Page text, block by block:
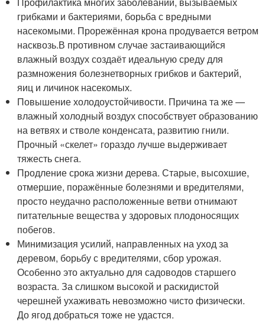
грибками и бактериями, борьба с вредными
насекомыми. Прорежённая крона продувается ветром
насквозь.В противном случае застаивающийся
влажный воздух создаёт идеальную среду для
размножения болезнетворных грибков и бактерий,
яиц и личинок насекомых.
Повышение холодоустойчивости. Причина та же —
влажный холодный воздух способствует образованию
на ветвях и стволе конденсата, развитию гнили.
Прочный «скелет» гораздо лучше выдерживает
тяжесть снега.
Продление срока жизни дерева. Старые, высохшие,
отмершие, поражённые болезнями и вредителями,
просто неудачно расположенные ветви отнимают
питательные вещества у здоровых плодоносящих
побегов.
Минимизация усилий, направленных на уход за
деревом, борьбу с вредителями, сбор урожая.
Особенно это актуально для садоводов старшего
возраста. За слишком высокой и раскидистой
черешней ухаживать невозможно чисто физически.
До ягод добраться тоже не удастся.